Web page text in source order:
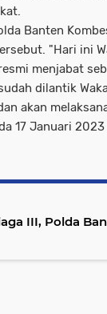
Banten
"Hari ini
menjabat
dilantik
akan
17 Januari
III, Polda